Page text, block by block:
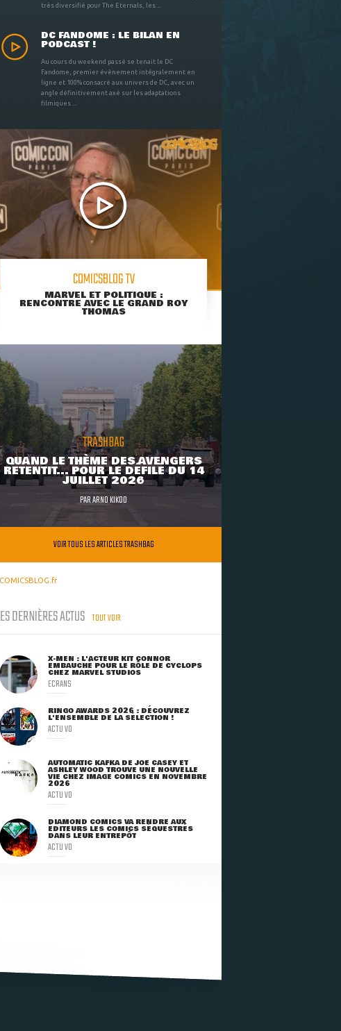
très diversifié pour The Eternals, les ...
DC FANDOME : LE BILAN EN
PODCAST !
Au cours du weekend passé se tenait le DC
Fandome, premier évènement intégralement en
ligne et 100% consacré aux univers de DC, avec un
angle définitivement axé sur les adaptations
filmiques ...
COMICSBLOG TV
MARVEL ET POLITIQUE :
RENCONTRE AVEC LE GRAND ROY
THOMAS
TRASHBAG
QUAND LE THÈME DES AVENGERS
RETENTIT... POUR LE DÉFILÉ DU 14
JUILLET 2026
PARARNO KIKOO
VOIR TOUS LES ARTICLES TRASHBAG
COMICSBLOG.fr
DERNIÈRES ACTUS TOUT VOIR
X-MEN : L'ACTEUR KIT CONNOR
EMBAUCHÉ POUR LE RÔLE DE CYCLOPS
CHEZ MARVEL STUDIOS
ECRANS
RINGO AWARDS 2026 : DÉCOUVREZ
L'ENSEMBLE DE LA SÉLECTION !
ACTU VO
AUTOMATIC KAFKA DE JOE CASEY ET
ASHLEY WOOD TROUVE UNE NOUVELLE
VIE CHEZ IMAGE COMICS EN NOVEMBRE
2026
ACTU VO
DIAMOND COMICS VA RENDRE AUX
ÉDITEURS LES COMICS SÉQUESTRÉS
DANS LEUR ENTREPÔT
ACTU VO